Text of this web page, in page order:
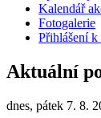
Kalendář
Fotogalerie
Přihlášení
Aktuální
dnes, pátek 7. 8.